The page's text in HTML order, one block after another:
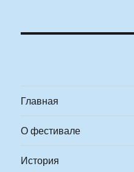
Главная
О фестивале
История